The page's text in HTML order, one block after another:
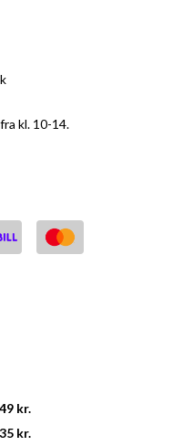
kl. 10-14.
49 kr.
35 kr.